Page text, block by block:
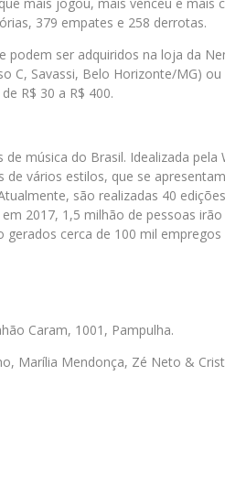
379 empates e 258 derrotas.
podem ser adquiridos na loja da
C, Savassi, Belo Horizonte/MG)
R$ 30 a R$ 400.
música do Brasil. Idealizada
vários estilos, que se
são realizadas 40
2017, 1,5 milhão de pessoas
cerca de 100 mil
Caram, 1001, Pampulha.
Marília Mendonça, Zé Neto &